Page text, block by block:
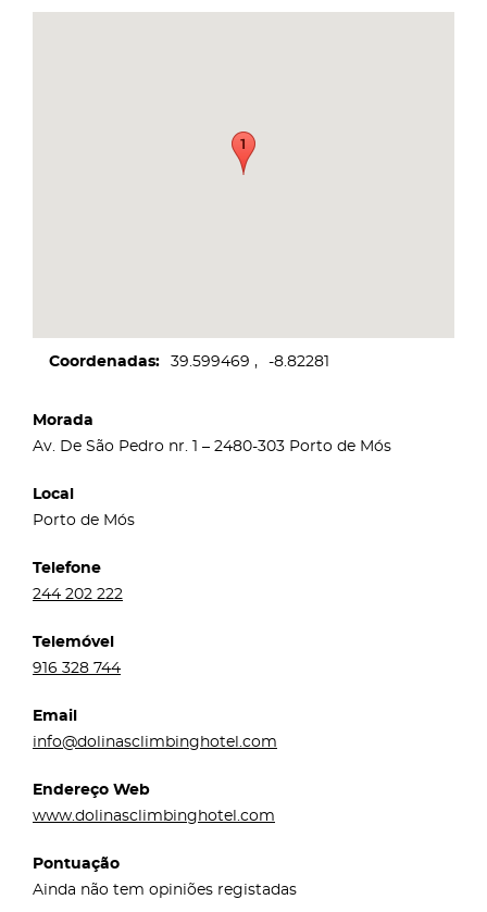
Coordenadas 39.599469 -8.82281
Morada
Av. De São Pedro nr. 1 – 2480-303 Porto de Mós
Local
Porto de Mós
Telefone
244 202 222
Telemóvel
916 328 744
Email
info@dolinasclimbinghotel.com
Endereço Web
www.dolinasclimbinghotel.com
Pontuação
Ainda não tem opiniões registadas